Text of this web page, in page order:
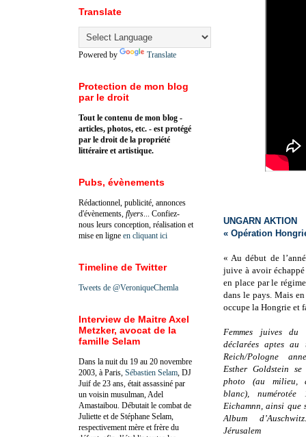
UNGARN AKTION
« Opération
« Au début de
juive à avoir
en place par le
dans le pays. Mais
occupe la Hongrie et
Femmes juives du
déclarées aptes au
Reich/Pologne
Esther Goldstein
photo (au milieu,
blanc),
Eichamnn, ainsi que
Album
Jérusalem
Translate
Powered by Translate
Protection de mon blog
par le droit
Tout le contenu de mon blog -
articles, photos, etc. - est protégé
par le droit de la propriété
littéraire et artistique.
Pubs, évènements
Rédactionnel, publicité, annonces
d'évènements, flyers ... Confiez-
nous leurs conception, réalisation et
mise en ligne en cliquant ici
Timeline de Twitter
Tweets de @VeroniqueChemla
Interview de Maitre Axel
Metzker, avocat de la
famille Selam
Dans la nuit du 19 au 20 novembre
2003, à Paris, Sébastien Selam , DJ
Juif de 23 ans, était assassiné par
un voisin musulman, Adel
Amastaibou. Débutait le combat de
Juliette et de Stéphane Selam,
respectivement mère et frère du